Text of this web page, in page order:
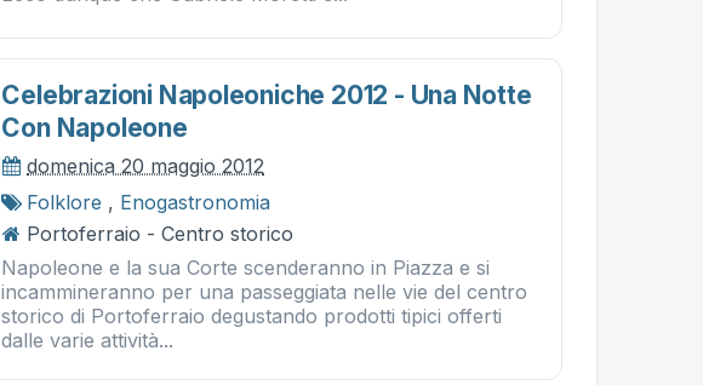
Celebrazioni Napoleoniche 2012 - Una Notte
Con Napoleone
domenica 20 maggio 2012
Folklore , Enogastronomia
Portoferraio - Centro storico
Napoleone e la sua Corte scenderanno in Piazza e si
incammineranno per una passeggiata nelle vie del centro
storico di Portoferraio degustando prodotti tipici offerti
dalle varie attività...